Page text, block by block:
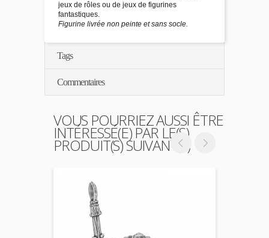
jeux de rôles ou de jeux de figurines
fantastiques.
Figurine livrée non peinte et sans socle.
Tags
Commentaires
VOUS POURRIEZ AUSSI ÊTRE
INTÉRESSÉ(E) PAR LE(S)
PRODUIT(S) SUIVANT(S)